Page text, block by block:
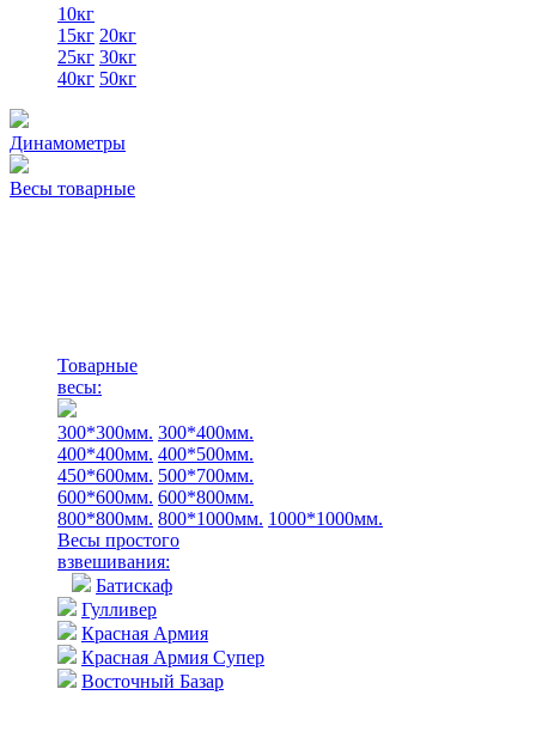
10кг
15кг 20кг
25кг 30кг
40кг 50кг
Динамометры
Весы товарные
Товарные
весы:
300*300мм. 300*400мм.
400*400мм. 400*500мм.
450*600мм. 500*700мм.
600*600мм. 600*800мм.
800*800мм. 800*1000мм. 1000*1000мм.
Весы простого
взвешивания:
Батискаф
Гулливер
Красная Армия
Красная Армия Супер
Восточный Базар